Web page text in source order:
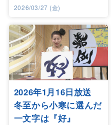
2026/03/27 (金)
2026年1月16日放送
冬至から小寒に選んだ
一文字は『好』